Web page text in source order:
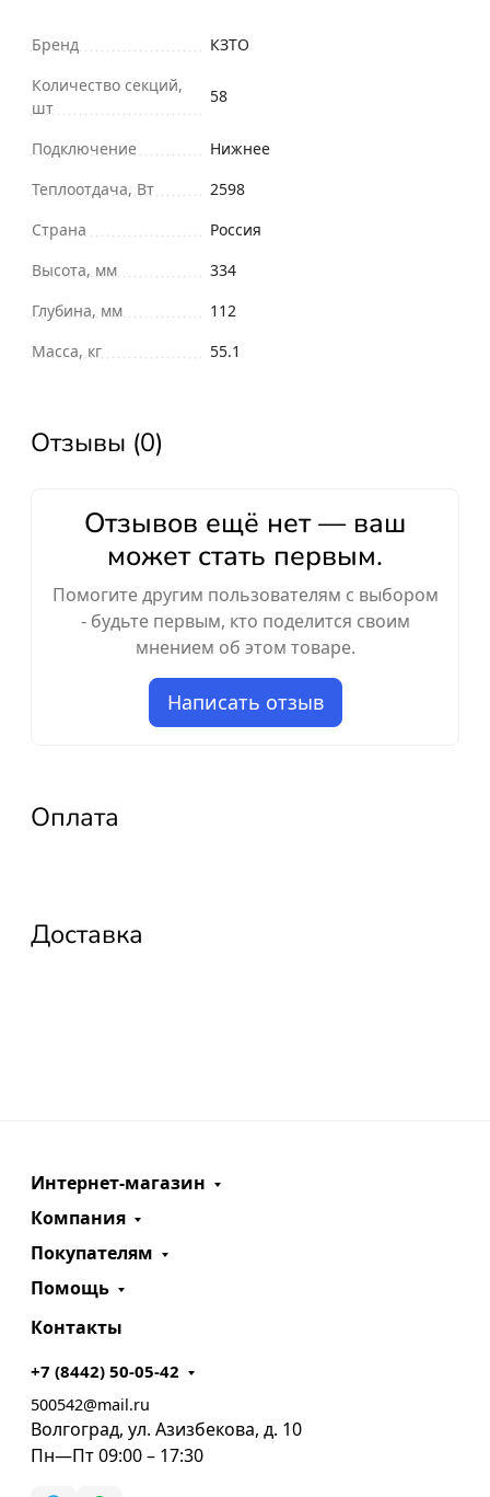
Бренд
КЗТО
Количество секций,
шт
58
Подключение
Нижнее
Теплоотдача, Вт
2598
Страна
Россия
Высота, мм
334
Глубина, мм
112
Масса, кг
55.1
Отзывы (0)
Отзывов ещё нет — ваш
может стать первым.
Помогите другим пользователям с выбором
- будьте первым, кто поделится своим
мнением об этом товаре.
Написать отзыв
Оплата
Доставка
Интернет-магазин
Компания
Покупателям
Помощь
Контакты
+7 (8442) 50-05-42
500542@mail.ru
Волгоград, ул. Азизбекова, д. 10
Пн—Пт 09:00 – 17:30